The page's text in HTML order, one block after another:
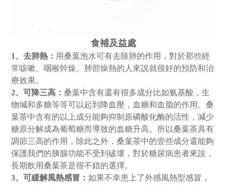
食補及益處
1、去肺熱： 用桑葉泡水可有去除肺的作用，對於那些經
常咳嗽、咽喉幹燥、肺部燥熱的人來說就很好的預防和治
療效果。
2、可降三高： 桑葉中含有還有很多成分比如氨基酸，生
物堿和多糖等等可以起到降血壓，血糖和血脂的作用。桑
葉茶中含有的以上成分能夠抑制原磷酸化酶的活性，減少
糖原分解成為葡萄糖而導致的血糖升高。所以桑葉茶具有
調節三高的作用，除此之外，桑葉茶中的壹些成分還能夠
保護我們的胰腺功能不受到破壞，對於糖尿病患者來說，
長期飲用桑葉茶是很不錯的選擇。
3、可緩解風熱感冒： 如果不幸患上了外感風熱型感冒，